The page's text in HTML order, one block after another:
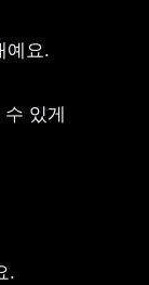
예요.
있게
.